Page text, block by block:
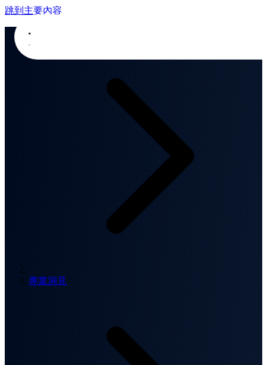
跳到主要內容
首頁
專業洞見